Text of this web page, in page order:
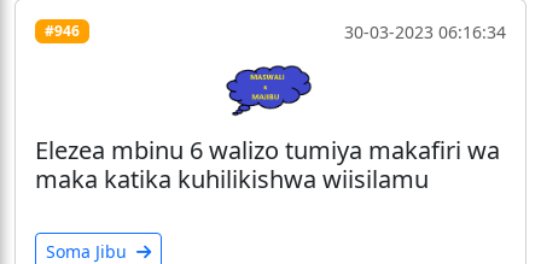
#946 30-03-2023 06:16:34
Elezea mbinu 6 walizo tumiya makafiri wa
maka katika kuhilikishwa wiisilamu
Soma Jibu